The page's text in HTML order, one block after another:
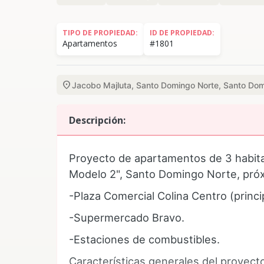
TIPO DE PROPIEDAD:
Apartamentos
ID DE PROPIEDAD:
#1801
location_onJacobo Majluta, Santo Domingo Norte, Santo
Descripción:
Proyecto de apartamentos de 3
Modelo 2", Santo Domingo Norte,
-Plaza Comercial Colina Centro
-Supermercado Bravo.
-Estaciones de combustibles.
Características generales del